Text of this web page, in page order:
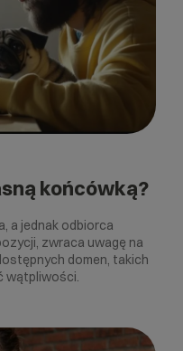
końcówką?
a jednak odbiorca
zwraca uwagę na
domen, takich
wątpliwości.